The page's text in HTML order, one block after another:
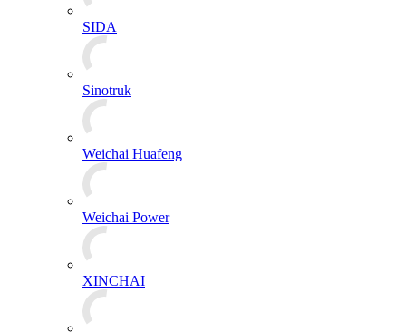
SIDA
Sinotruk
Weichai Huafeng
Weichai Power
XINCHAI